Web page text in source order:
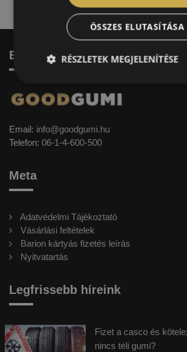
Elérhetőség
Email: info@goodgumi.hu
Telefon: 06-1-4-600-500
Meta
Adatvédelmi Tájékoztató
Vásárlási feltételek
Barion kártyás fizetés leírás
Nyitvatartás
Legfrissebb híreink
Fizet a casco és
nincs téli gumi?
ÖSSZES ELUTASÍTÁSA
RÉSZLETEK MEGJELENÍTÉSE